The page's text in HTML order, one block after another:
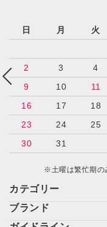
カテゴリー
ブランド
日
月 火
2
3 4
9
10 11
16
17 18
23
24 25
30
31
※土曜は繁忙期の